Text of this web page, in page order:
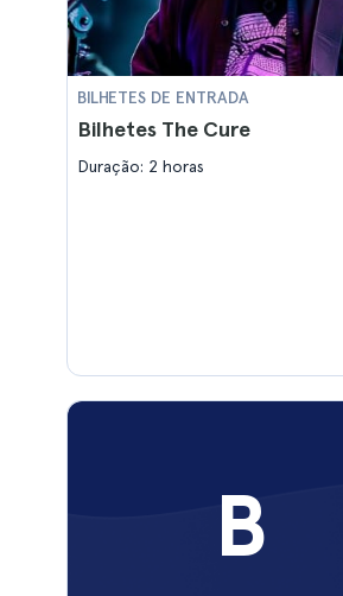
BILHETES DE ENTRADA
Bilhetes The Cure
Duração: 2 horas
B